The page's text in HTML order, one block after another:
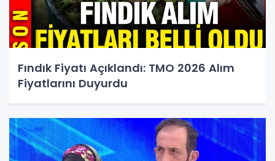
Fındık Fiyatı Açıklandı: TMO 2026 Alım
Fiyatlarını Duyurdu